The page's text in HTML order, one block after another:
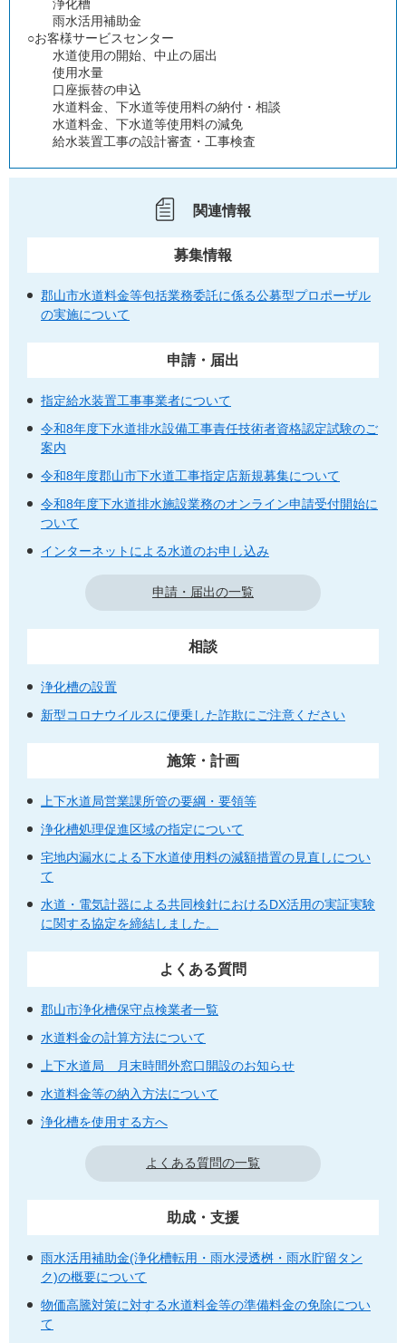
浄化槽
雨水活用補助金
○お客様サービスセンター
水道使用の開始、中止の届出
使用水量
口座振替の申込
水道料金、下水道等使用料の納付・相談
水道料金、下水道等使用料の減免
給水装置工事の設計審査・工事検査
関連情報
募集情報
郡山市水道料金等包括業務委託に係る公募型プロポーザル
の実施について
申請・届出
指定給水装置工事事業者について
令和8年度下水道排水設備工事責任技術者資格認定試験のご
案内
令和8年度郡山市下水道工事指定店新規募集について
令和8年度下水道排水施設業務のオンライン申請受付開始に
ついて
インターネットによる水道のお申し込み
申請・届出の一覧
相談
浄化槽の設置
新型コロナウイルスに便乗した詐欺にご注意ください
施策・計画
上下水道局営業課所管の要綱・要領等
浄化槽処理促進区域の指定について
宅地内漏水による下水道使用料の減額措置の見直しについ
て
水道・電気計器による共同検針におけるDX活用の実証実験
に関する協定を締結しました。
よくある質問
郡山市浄化槽保守点検業者一覧
水道料金の計算方法について
上下水道局 月末時間外窓口開設のお知らせ
水道料金等の納入方法について
浄化槽を使用する方へ
よくある質問の一覧
助成・支援
雨水活用補助金(浄化槽転用・雨水浸透桝・雨水貯留タン
ク)の概要について
物価高騰対策に対する水道料金等の準備料金の免除につい
て